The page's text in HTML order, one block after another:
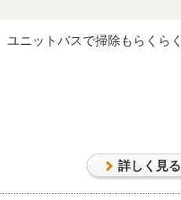
ニットバスで掃除もらくらく
詳しく見る